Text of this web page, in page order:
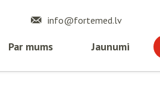
info@fortemed.lv
Par mums Jaunumi